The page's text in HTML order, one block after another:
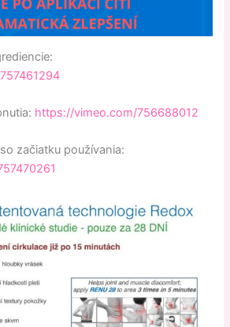
https://vimeo.com/756688012
začiatku používania: